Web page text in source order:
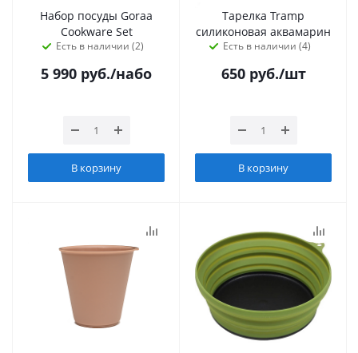
Набор посуды Goraa
Cookware Set
Есть в наличии (2)
5 990 руб./набо
В корзину
Тарелка Tramp
силиконовая аквамарин
Есть в наличии (4)
650руб./шт
В корзину